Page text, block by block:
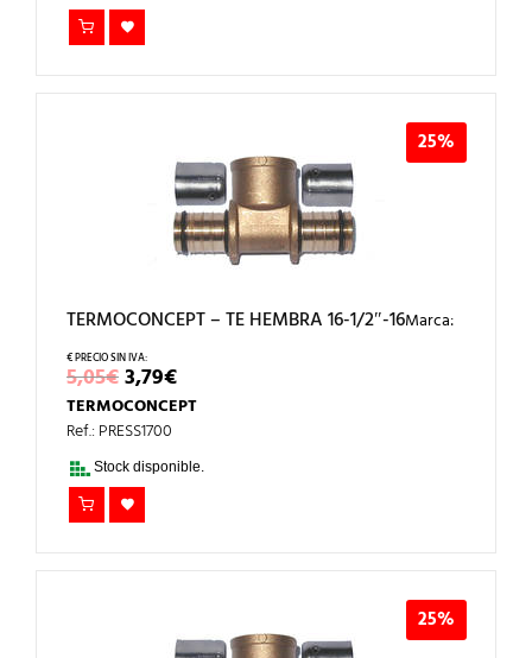
25%
TERMOCONCEPT – TE HEMBRA 16-1/2″-16
5,05€EL
PRECIO
ORIGINAL
ERA:
5,05€.
3,79€EL
PRECIO
ACTUAL
3,79€.
Marca:
TERMOCONCEPT
Ref.: PRESS1700
Stock disponible.
25%